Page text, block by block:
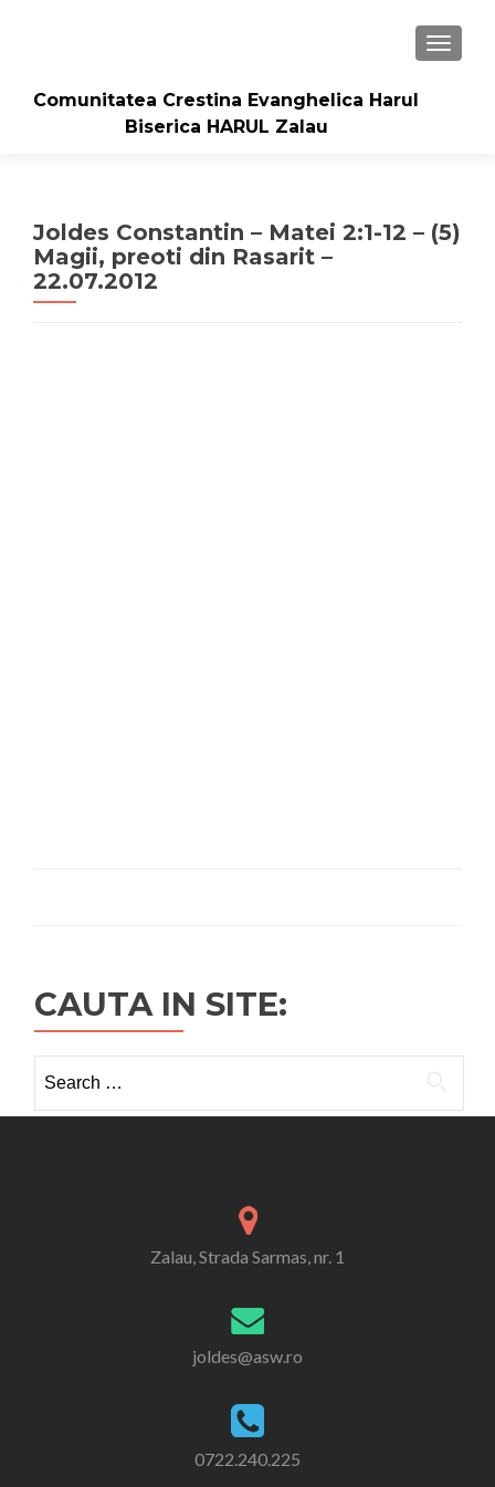
Comunitatea Crestina Evanghelica Harul
Biserica HARUL Zalau
Joldes Constantin – Matei 2:1-12 – (5)
Magii, preoti din Rasarit –
22.07.2012
CAUTA IN SITE:
for:
Zalau, Strada Sarmas, nr. 1
joldes@asw.ro
0722.240.225